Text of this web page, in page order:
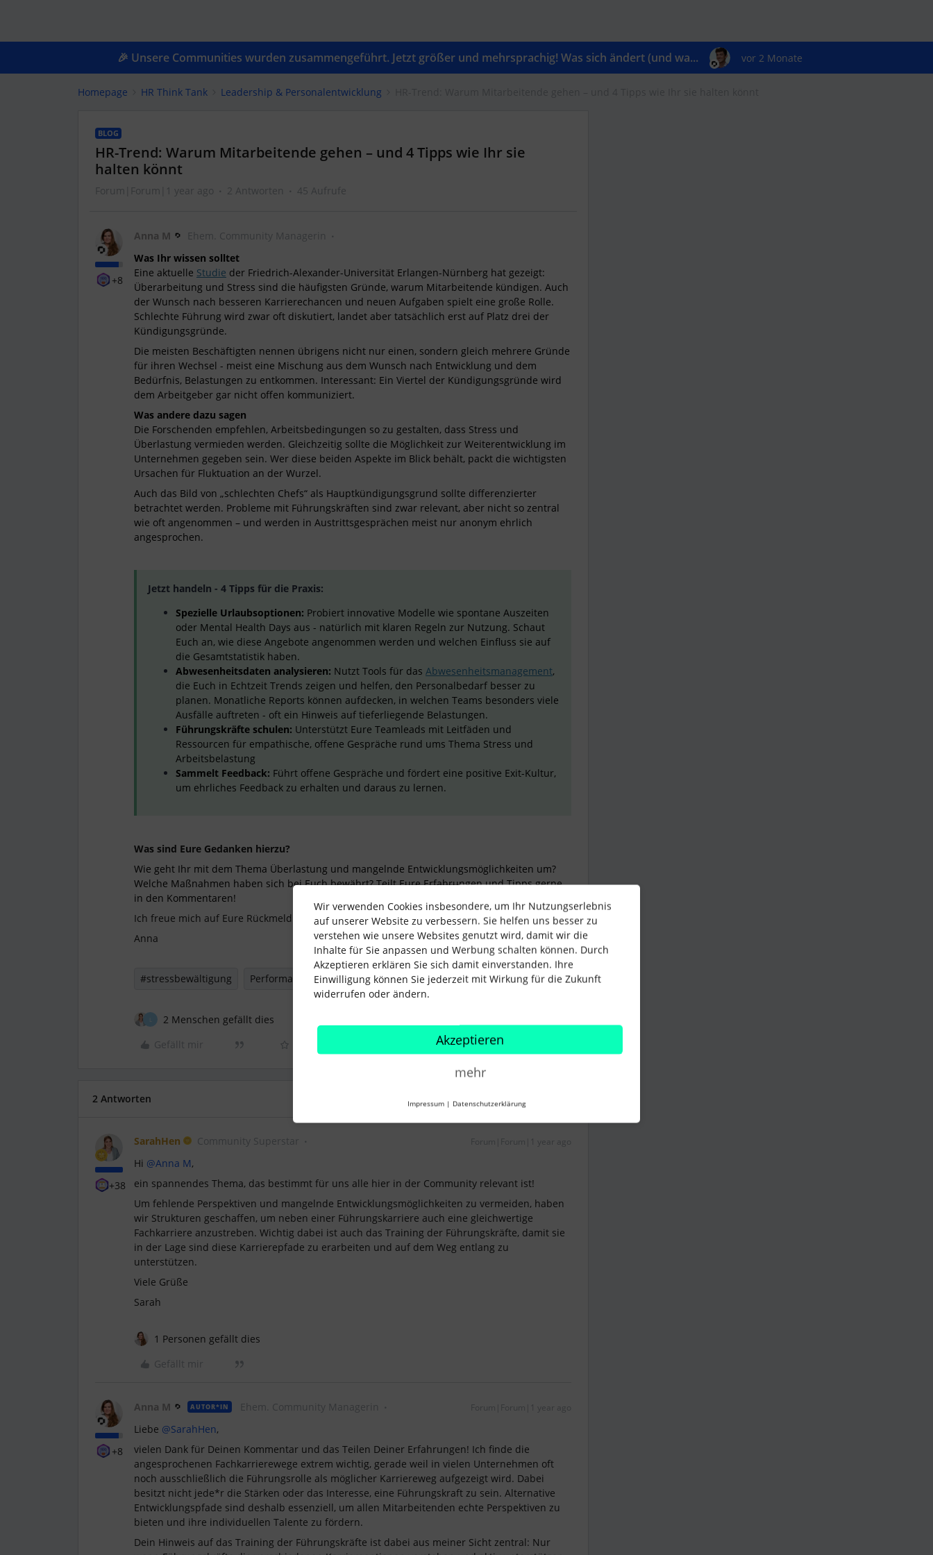
🎉 Unsere Communities wurden zusammengeführt. Jetzt größer und mehrsprachig! Was sich ändert (und wa... vor 2 Monate
Homepage HR Think Tank Leadership & Personalentwicklung
BLOG
HR-Trend: Warum Mitarbeitende gehen – und 4 Tipps wie Ihr sie
halten könnt
Forum|Forum|1 year ago 2 Antworten 45 Aufrufe
+8
Anna M
Ehem. Community Managerin
Was Ihr wissen solltet
Eine aktuelle Studie der Friedrich-Alexander-Universität Erlangen-Nürnberg hat gezeigt:
Überarbeitung und Stress sind die häufigsten Gründe, warum Mitarbeitende kündigen. Auch
der Wunsch nach besseren Karrierechancen und neuen Aufgaben spielt eine große Rolle.
Schlechte Führung wird zwar oft diskutiert, landet aber tatsächlich erst auf Platz drei der
Kündigungsgründe.
Die meisten Beschäftigten nennen übrigens nicht nur einen, sondern gleich mehrere Gründe
für ihren Wechsel - meist eine Mischung aus dem Wunsch nach Entwicklung und dem
Bedürfnis, Belastungen zu entkommen. Interessant: Ein Viertel der Kündigungsgründe wird
dem Arbeitgeber gar nicht offen kommuniziert.
Was andere dazu sagen
Die Forschenden empfehlen, Arbeitsbedingungen so zu gestalten, dass Stress und
Überlastung vermieden werden. Gleichzeitig sollte die Möglichkeit zur Weiterentwicklung im
Unternehmen gegeben sein. Wer diese beiden Aspekte im Blick behält, packt die wichtigsten
Ursachen für Fluktuation an der Wurzel.
Auch das Bild von „schlechten Chefs“ als Hauptkündigungsgrund sollte differenzierter
betrachtet werden. Probleme mit Führungskräften sind zwar relevant, aber nicht so zentral
wie oft angenommen – und werden in Austrittsgesprächen meist nur anonym ehrlich
angesprochen.
Jetzt handeln - 4 Tipps für die Praxis:
Spezielle Urlaubsoptionen: Probiert innovative Modelle wie spontane Auszeiten
oder Mental Health Days aus - natürlich mit klaren Regeln zur Nutzung. Schaut
Euch an, wie diese Angebote angenommen werden und welchen Einfluss sie auf
die Gesamtstatistik haben.
Abwesenheitsdaten analysieren: Nutzt Tools für das Abwesenheitsmanagement,
die Euch in Echtzeit Trends zeigen und helfen, den Personalbedarf besser zu
planen. Monatliche Reports können aufdecken, in welchen Teams besonders viele
Ausfälle auftreten - oft ein Hinweis auf tieferliegende Belastungen.
Führungskräfte schulen: Unterstützt Eure Teamleads mit Leitfäden und
Ressourcen für empathische, offene Gespräche rund ums Thema Stress und
Arbeitsbelastung
Sammelt Feedback: Führt offene Gespräche und fördert eine positive Exit-Kultur,
um ehrliches Feedback zu erhalten und daraus zu lernen.
Was sind Eure Gedanken hierzu?
Wie geht Ihr mit dem Thema Überlastung und mangelnde Entwicklungsmöglichkeiten um?
Welche Maßnahmen haben sich bei Euch bewährt? Teilt Eure Erfahrungen und Tipps gerne
in den Kommentaren!
Ich freue mich auf Eure Rückmeldung und viele Grüße,
Anna
#stressbewältigung Performance und Entwicklung HR-trends
2 Menschen gefällt dies
Gefällt mir
2 Antworten Älteste zuerst
+38
SarahHen Community Superstar Forum|Forum|1 year ago
Hi ​ @Anna M,
ein spannendes Thema, das bestimmt für uns alle hier in der Community relevant ist!
Um fehlende Perspektiven und mangelnde Entwicklungsmöglichkeiten zu vermeiden, haben
wir Strukturen geschaffen, um neben einer Führungskarriere auch eine gleichwertige
Fachkarriere anzustreben. Wichtig dabei ist auch das Training der Führungskräfte, damit sie
in der Lage sind diese Karrierepfade zu erarbeiten und auf dem Weg entlang zu
unterstützen.
Viele Grüße
Sarah
1 Personen gefällt dies
Gefällt mir
+8
Anna M AUTOR*IN Ehem. Community Managerin Forum|Forum|1 year ago
Liebe ​ @SarahHen,
vielen Dank für Deinen Kommentar und das Teilen Deiner Erfahrungen! Ich finde die
angesprochenen Fachkarrierewege extrem wichtig, gerade weil in vielen Unternehmen oft
noch ausschließlich die Führungsrolle als möglicher Karriereweg aufgezeigt wird. Dabei
besitzt nicht jede*r die Stärken oder das Interesse, eine Führungskraft zu sein. Alternative
Entwicklungspfade sind deshalb essenziell, um allen Mitarbeitenden echte Perspektiven zu
bieten und ihre individuellen Talente zu fördern.
Dein Hinweis auf das Training der Führungskräfte ist dabei aus meiner Sicht zentral: Nur
Wir verwenden Cookies insbesondere, um Ihr Nutzungserlebnis
auf unserer Website zu verbessern. Sie helfen uns besser zu
verstehen wie unsere Websites genutzt wird, damit wir die
Inhalte für Sie anpassen und Werbung schalten können. Durch
Akzeptieren erklären Sie sich damit einverstanden. Ihre
Einwilligung können Sie jederzeit mit Wirkung für die Zukunft
widerrufen oder ändern.
Akzeptieren
mehr
Impressum | Datenschutzerklärung